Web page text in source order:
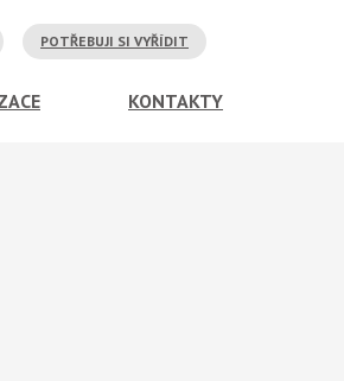
POTŘEBUJI SI VYŘÍDIT
KONTAKTY